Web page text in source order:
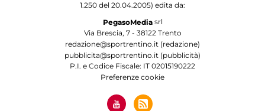
1.250 del 20.04.2005) edita da:
PegasoMediasrl
Via Brescia, 7 - 38122 Trento
redazione@sportrentino.it (redazione)
pubblicita@sportrentino.it (pubblicità)
P.I. e Codice Fiscale: IT 02015190222
Preferenze cookie